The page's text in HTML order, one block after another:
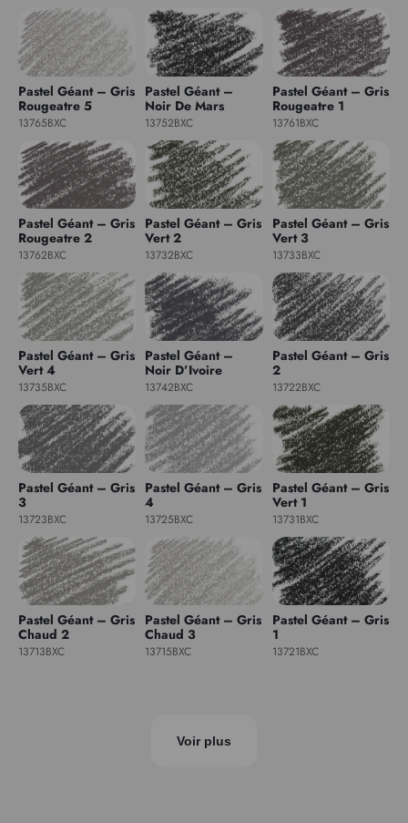
Pastel Géant – Gris
Rougeatre 5
13765BXC
Pastel Géant –
Noir De Mars
13752BXC
Pastel Géant – Gris
Rougeatre 1
13761BXC
Pastel Géant – Gris
Rougeatre 2
13762BXC
Pastel Géant – Gris
Vert 2
13732BXC
Pastel Géant – Gris
Vert 3
13733BXC
Pastel Géant – Gris
Vert 4
13735BXC
Pastel Géant –
Noir D’Ivoire
13742BXC
Pastel Géant – Gris
2
13722BXC
Pastel Géant – Gris
3
13723BXC
Pastel Géant – Gris
4
13725BXC
Pastel Géant – Gris
Vert 1
13731BXC
Pastel Géant – Gris
Chaud 2
13713BXC
Pastel Géant – Gris
Chaud 3
13715BXC
Pastel Géant – Gris
1
13721BXC
Voir plus